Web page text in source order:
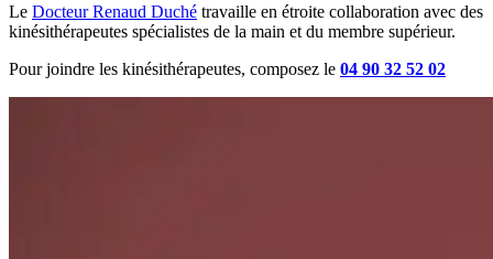
Le Docteur Renaud Duché travaille en étroite collaboration avec des
kinésithérapeutes spécialistes de la main et du membre supérieur.
Pour joindre les kinésithérapeutes, composez le 04 90 32 52 02